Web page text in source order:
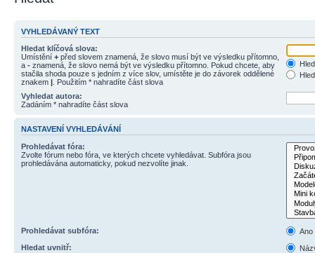
VYHLEDÁVANÝ TEXT
Hledat klíčová slova:
Umístění + před slovem znamená, že slovo musí být ve výsledku přítomno,
a - znamená, že slovo nemá být ve výsledku přítomno. Pokud chcete, aby
stačila shoda pouze s jedním z více slov, umístěte je do závorek oddělené
znakem | . Použitím * nahradíte část slova
Vyhledat autora:
Zadáním * nahradíte část slova
NASTAVENÍ VYHLEDÁVÁNÍ
Prohledávat fóra:
Zvolte fórum nebo fóra, ve kterých chcete vyhledávat. Subfóra jsou
prohledávána automaticky, pokud nezvolíte jinak.
Prohledávat subfóra:
Ano
Hledat uvnitř: